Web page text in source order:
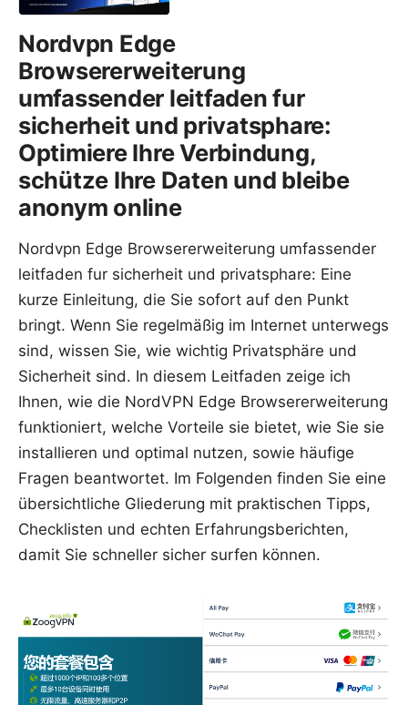
Nordvpn Edge
Browsererweiterung
umfassender leitfaden fur
sicherheit und privatsphare:
Optimiere Ihre Verbindung,
schütze Ihre Daten und bleibe
anonym online
Nordvpn Edge Browsererweiterung umfassender
leitfaden fur sicherheit und privatsphare: Eine
kurze Einleitung, die Sie sofort auf den Punkt
bringt. Wenn Sie regelmäßig im Internet unterwegs
sind, wissen Sie, wie wichtig Privatsphäre und
Sicherheit sind. In diesem Leitfaden zeige ich
Ihnen, wie die NordVPN Edge Browsererweiterung
funktioniert, welche Vorteile sie bietet, wie Sie sie
installieren und optimal nutzen, sowie häufige
Fragen beantwortet. Im Folgenden finden Sie eine
übersichtliche Gliederung mit praktischen Tipps,
Checklisten und echten Erfahrungsberichten,
damit Sie schneller sicher surfen können.